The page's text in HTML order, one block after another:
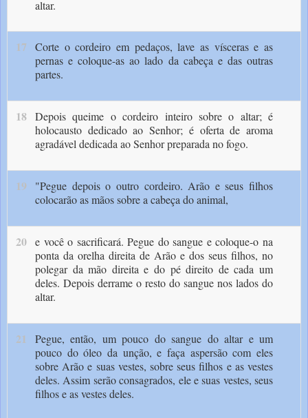
altar.
17
Corte o cordeiro em peda­ços, lave as vísceras e as
pernas e coloque-as ao lado da cabeça e das outras
partes.
18 Depois queime o cordeiro inteiro sobre o altar; é
holocausto dedicado ao Senhor; é ofer­ta de aroma
agradável dedicada ao Senhor preparada no fogo.
19
"Pegue depois o outro cordeiro. Arão e seus filhos
colocarão as mãos sobre a cabeça do animal,
20 e você o sacrificará. Pegue do san­gue e coloque-o na
ponta da orelha direita de Arão e dos seus filhos, no
polegar da mão direi­ta e do pé direito de cada um
deles. Depois der­rame o resto do sangue nos lados do
altar.
21
Pe­gue, então, um pouco do sangue do altar e um
pouco do óleo da unção, e faça aspersão com eles
sobre Arão e suas vestes, sobre seus filhos e as vestes
deles. Assim serão consagrados, ele e suas vestes, seus
filhos e as vestes deles.